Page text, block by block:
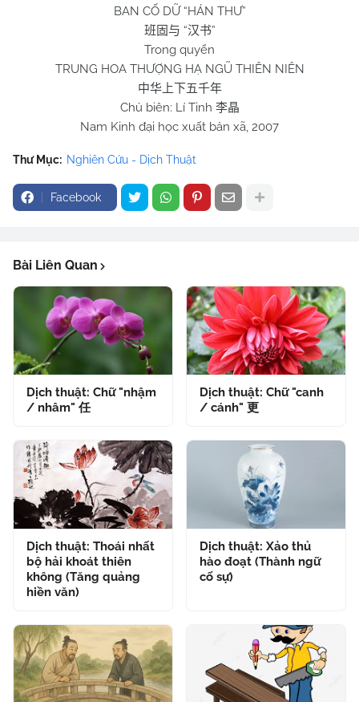
BAN CỐ DỮ “HÁN THƯ”
班固与 “汉书”
Trong quyển
TRUNG HOA THƯỢNG HẠ NGŨ THIÊN NIÊN
中华上下五千年
Chủ biên: Lí Tinh 李晶
Nam Kinh đại học xuất bản xã, 2007
Thư Mục: Nghiên Cứu - Dịch Thuật
Facebook
Bài Liên Quan
Dịch thuật: Chữ "nhậm
/ nhâm" 任
Dịch thuật: Chữ "canh
/ cánh" 更
Dịch thuật: Thoái nhất
bộ hải khoát thiên
không (Tăng quảng
hiền văn)
Dịch thuật: Xảo thủ
hào đoạt (Thành ngữ
cố sự)